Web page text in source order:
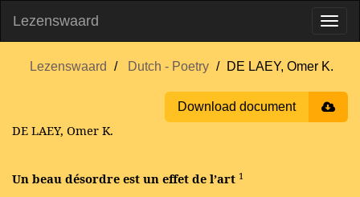
Lezenswaard
Lezenswaard Dutch - Poetry DE LAEY, Omer K.
Download document
DE LAEY, Omer K.
Un beau désordre est un effet de l’art 1